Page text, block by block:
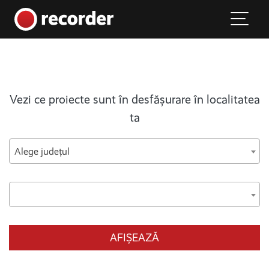
Main Navigation
Vezi ce proiecte sunt în desfășurare în localitatea
ta
Alege județul
AFIȘEAZĂ